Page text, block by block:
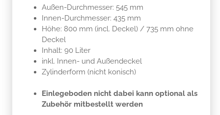
Außen-Durchmesser: 545 mm
Innen-Durchmesser: 435 mm
Höhe: 800 mm (incl. Deckel) / 735 mm ohne
Deckel
Inhalt: 90 Liter
inkl. Innen- und Außendeckel
Zylinderform (nicht konisch)
Einlegeboden nicht dabei kann optional als
Zubehör mitbestellt werden